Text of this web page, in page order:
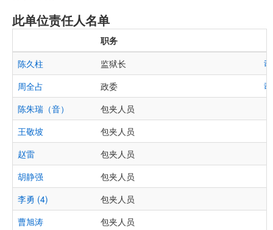
此单位责任人名单
职务
陈久柱
监狱长
周全占
政委
陈朱瑞（音）
包夹人员
王敬坡
包夹人员
赵雷
包夹人员
胡静强
包夹人员
李勇 (4)
包夹人员
曹旭涛
包夹人员